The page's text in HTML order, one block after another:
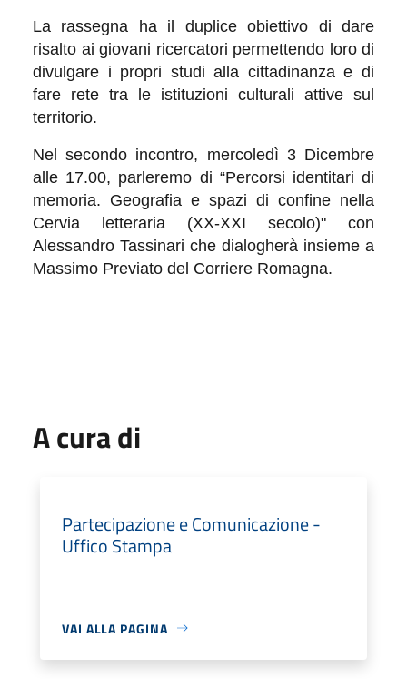
La rassegna ha il duplice obiettivo di dare
risalto ai giovani ricercatori permettendo loro di
divulgare i propri studi alla cittadinanza e di
fare rete tra le istituzioni culturali attive sul
territorio.
Nel secondo incontro, mercoledì 3 Dicembre
alle 17.00, parleremo di “Percorsi identitari di
memoria. Geografia e spazi di confine nella
Cervia letteraria (XX-XXI secolo)" con
Alessandro Tassinari che dialogherà insieme a
Massimo Previato del Corriere Romagna.
A cura di
Partecipazione e Comunicazione -
Uffico Stampa
VAI ALLA PAGINA